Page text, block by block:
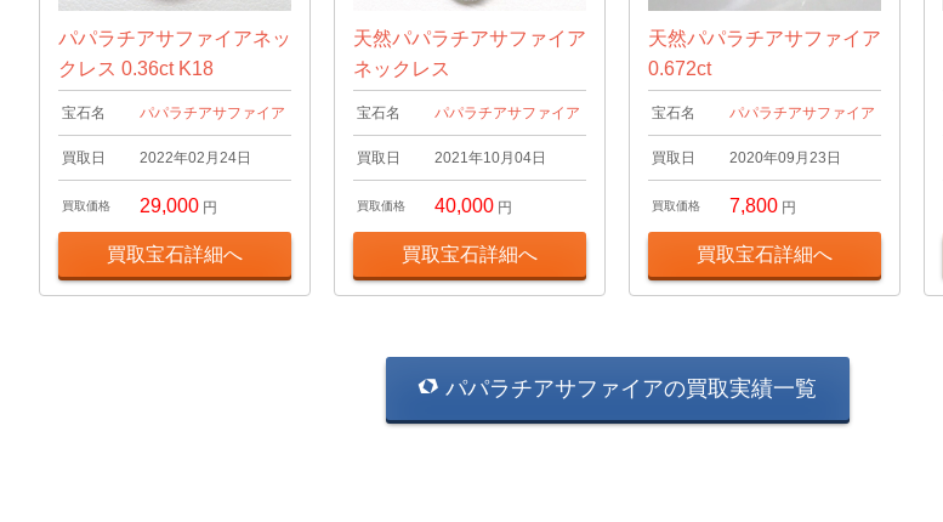
パパラチアサファイアネッ
クレス 0.36ct K18
宝石名 パパラチアサファイア
買取日 2022年02月24日
買取価格 29,000 円
買取宝石詳細へ
天然パパラチアサファイア
ネックレス
宝石名 パパラチアサファイア
買取日 2021年10月04日
買取価格 40,000 円
買取宝石詳細へ
天然パパラチアサファイア
0.672ct
宝石名 パパラチアサファイア
買取日 2020年09月23日
買取価格 7,800 円
買取宝石詳細へ
パパラチアサファイアの買取実績一覧